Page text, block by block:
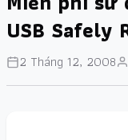
USB Safely
2 Tháng 12, 2008